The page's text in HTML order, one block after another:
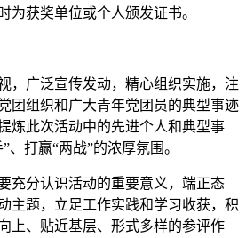
为获奖单位或个人颁发证书。
，广泛宣传发动，精心组织实施，注
团组织和广大青年党团员的典型事迹
炼此次活动中的先进个人和典型事
、打赢“两战”的浓厚氛围。
充分认识活动的重要意义，端正态
主题，立足工作实践和学习收获，积
上、贴近基层、形式多样的参评作